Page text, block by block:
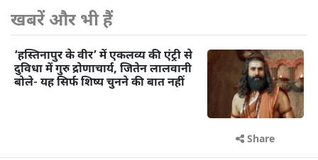
खबरें और भी हैं
‘हस्तिनापुर के वीर’ में एकलव्य की एंट्री से
दुविधा में गुरु द्रोणाचार्य, जितेन लालवानी
बोले- यह सिर्फ शिष्य चुनने की बात नहीं
Share